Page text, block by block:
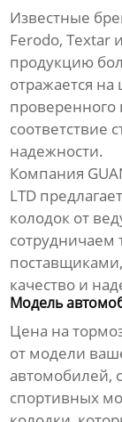
Известные
Ferodo, Textar
продукцию
отражается
проверенного
соответствие
надежности.
Компания
LTD
колодок от
качество и
Модель
Цена на
от модели
автомобилей,
спортивных